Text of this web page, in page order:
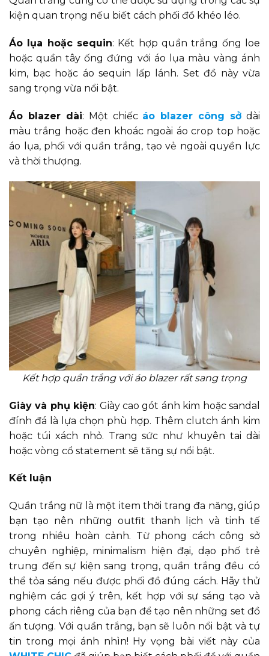
kiện quan trọng nếu biết cách phối đồ khéo léo.
Áo lụa hoặc sequin: Kết hợp quần trắng ống loe
hoặc quần tây ống đứng với áo lụa màu vàng ánh
kim, bạc hoặc áo sequin lấp lánh. Set đồ này vừa
sang trọng vừa nổi bật.
Áo blazer dài: Một chiếc áo blazer công sở dài
màu trắng hoặc đen khoác ngoài áo crop top hoặc
áo lụa, phối với quần trắng, tạo vẻ ngoài quyền lực
và thời thượng.
Kết hợp quần trắng với áo blazer rất sang trọng
Giày và phụ kiện: Giày cao gót ánh kim hoặc sandal
đính đá là lựa chọn phù hợp. Thêm clutch ánh kim
hoặc túi xách nhỏ. Trang sức như khuyên tai dài
hoặc vòng cổ statement sẽ tăng sự nổi bật.
Kết luận
Quần trắng nữ là một item thời trang đa năng, giúp
bạn tạo nên những outfit thanh lịch và tinh tế
trong nhiều hoàn cảnh. Từ phong cách công sở
chuyên nghiệp, minimalism hiện đại, dạo phố trẻ
trung đến sự kiện sang trọng, quần trắng đều có
thể tỏa sáng nếu được phối đồ đúng cách. Hãy thử
nghiệm các gợi ý trên, kết hợp với sự sáng tạo và
phong cách riêng của bạn để tạo nên những set đồ
ấn tượng. Với quần trắng, bạn sẽ luôn nổi bật và tự
tin trong mọi ánh nhìn! Hy vọng bài viết này của